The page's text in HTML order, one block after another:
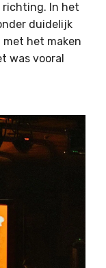
richting. In het
duidelijk
met het maken
was vooral